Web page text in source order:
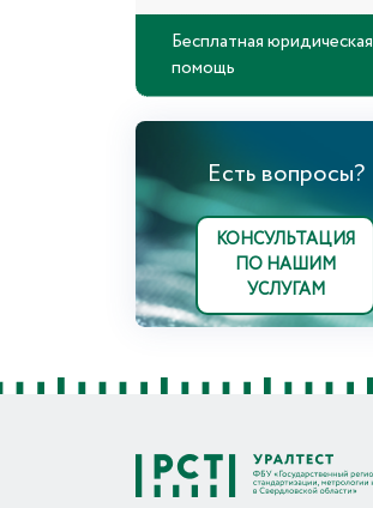
Бесплатная юридическая
помощь
Есть вопросы?
КОНСУЛЬТАЦИЯ
ПО НАШИМ
УСЛУГАМ